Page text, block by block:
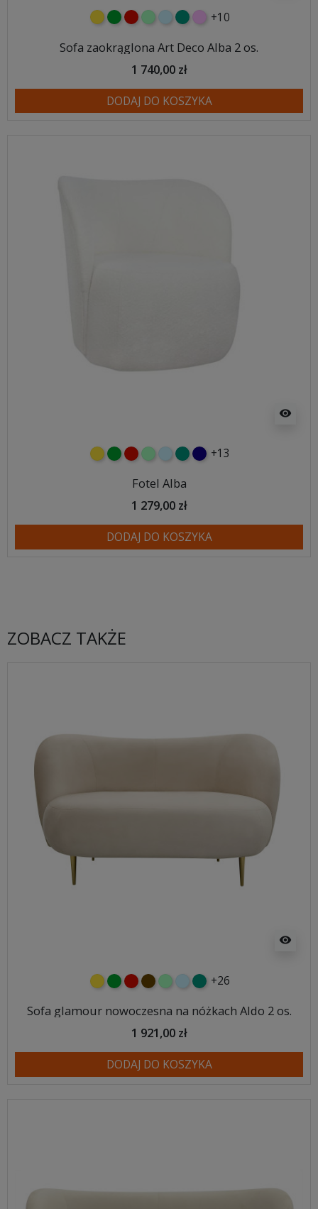
żółtyzielonyczerwony
miętowybłękitnyturkusowy
różowy
+10
Sofa zaokrąglona Art Deco Alba 2 os.
1 740,00 zł
DODAJ DO KOSZYKA
visibility
żółtyzielonyczerwony
miętowybłękitnyturkusowy
granatowy
+13
Fotel Alba
1 279,00 zł
DODAJ DO KOSZYKA
ZOBACZ TAKŻE
visibility
żółtyzielonyczerwony
czekoladowy
miętowybłękitny
turkusowy
+26
Sofa glamour nowoczesna na nóżkach Aldo 2 os.
1 921,00 zł
DODAJ DO KOSZYKA